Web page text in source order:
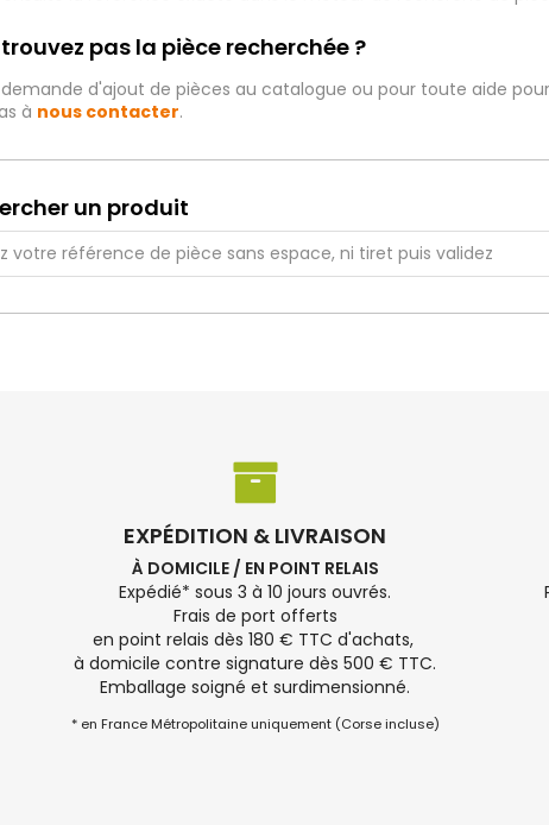
pas la pièce recherchée ?
d'ajout de pièces au catalogue ou pour toute aide
à nous contacter.
un produit
EXPÉDITION & LIVRAISON
À DOMICILE / EN POINT RELAIS
Expédié* sous 3 à 10 jours ouvrés.
Frais de port offerts
en point relais dès 180 € TTC d'achats,
à domicile contre signature dès 500 € TTC.
Emballage soigné et surdimensionné.
* en France Métropolitaine uniquement (Corse incluse)